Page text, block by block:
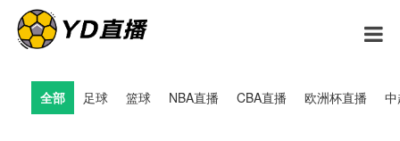
全部 足球 篮球 NBA直播 CBA直播 欧洲杯直播